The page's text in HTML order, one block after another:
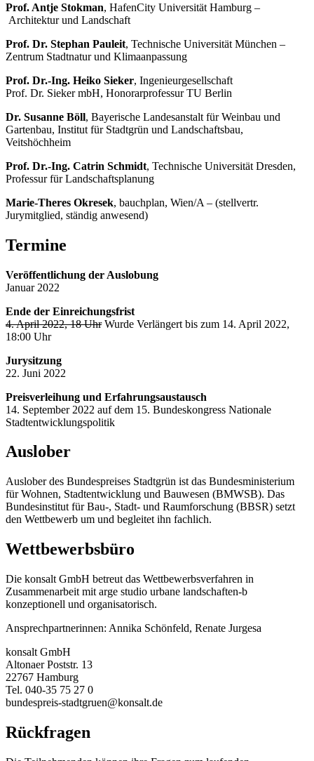
Prof. Antje Stokman, HafenCity Universität Hamburg –
Architektur und Landschaft
Prof. Dr. Stephan Pauleit, Technische Universität München –
Zentrum Stadtnatur und Klimaanpassung
Prof. Dr.-Ing. Heiko Sieker, Ingenieurgesellschaft
Prof. Dr. Sieker mbH, Honorarprofessur TU Berlin
Dr. Susanne Böll, Bayerische Landesanstalt für Weinbau und
Gartenbau, Institut für Stadtgrün und Landschaftsbau,
Veitshöchheim
Prof. Dr.-Ing. Catrin Schmidt, Technische Universität Dresden,
Professur für Landschaftsplanung
Marie-Theres Okresek, bauchplan, Wien/A – (stellvertr.
Jurymitglied, ständig anwesend)
Termine
Veröffentlichung der Auslobung
Januar 2022
Ende der Einreichungsfrist
4. April 2022, 18 UhrWurde Verlängert bis zum 14. April 2022,
18:00 Uhr
Jurysitzung
22. Juni 2022
Preisverleihung und Erfahrungsaustausch
14. September 2022 auf dem 15. Bundeskongress Nationale
Stadtentwicklungspolitik
Auslober
Auslober des Bundespreises Stadtgrün ist das Bundesministerium
für Wohnen, Stadtentwicklung und Bauwesen (BMWSB). Das
Bundesinstitut für Bau-, Stadt- und Raumforschung (BBSR) setzt
den Wettbewerb um und begleitet ihn fachlich.
Wettbewerbsbüro
Die konsalt GmbH betreut das Wettbewerbsverfahren in
Zusammenarbeit mit arge studio urbane landschaften-b
konzeptionell und organisatorisch.
Ansprechpartnerinnen: Annika Schönfeld, Renate Jurgesa
konsalt GmbH
Altonaer Poststr. 13
22767 Hamburg
Tel. 040-35 75 27 0
bundespreis-stadtgruen@konsalt.de
Rückfragen